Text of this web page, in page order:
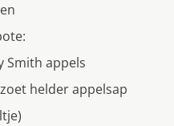
Smith appels
helder appelsap